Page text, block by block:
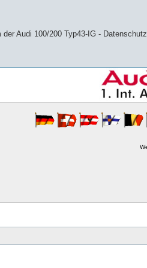
der Audi 100/200 Typ43-IG -